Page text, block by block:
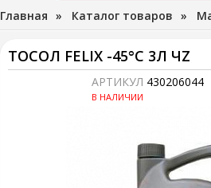
Главная » Каталог товаров »
ТОСОЛ FELIX -45°С 3Л ЧZ
АРТИКУЛ 430206044
В НАЛИЧИИ